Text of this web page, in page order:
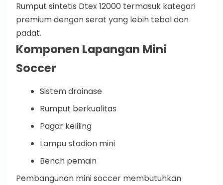
Rumput sintetis Dtex 12000 termasuk kategori
premium dengan serat yang lebih tebal dan
padat.
Komponen Lapangan Mini
Soccer
Sistem drainase
Rumput berkualitas
Pagar keliling
Lampu stadion mini
Bench pemain
Pembangunan mini soccer membutuhkan